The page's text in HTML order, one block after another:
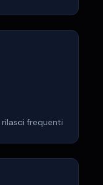
frequenti